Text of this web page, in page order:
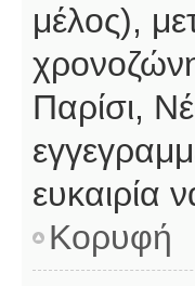
μέλος),
Παρίσι,
ευκαιρία
Κορυφή